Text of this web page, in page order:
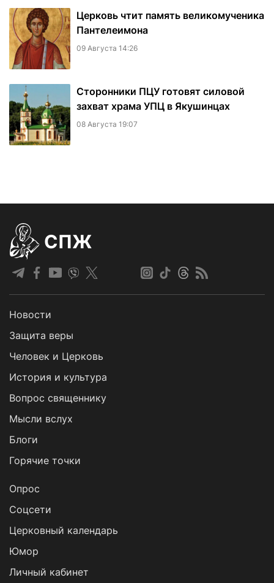
Церковь чтит память великомученика
Пантелеимона
09 Августа 14:26
Сторонники ПЦУ готовят силовой
захват храма УПЦ в Якушинцах
08 Августа 19:07
СПЖ
Новости
Защита веры
Человек и Церковь
История и культура
Вопрос священнику
Мысли вслух
Блоги
Горячие точки
Опрос
Cоцсети
Церковный календарь
Юмор
Личный кабинет